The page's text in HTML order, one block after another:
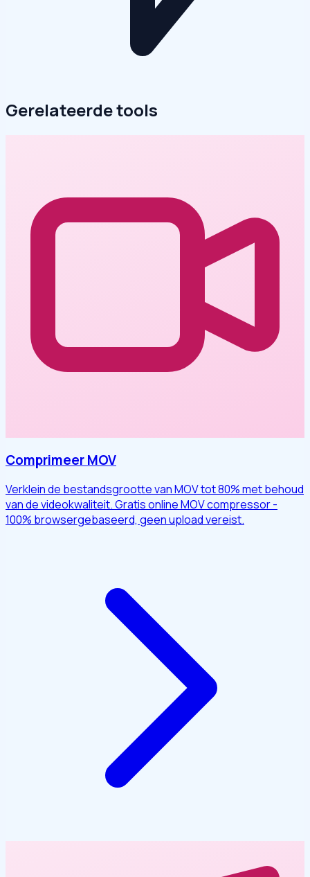
Gerelateerde tools
Comprimeer MOV
Verklein de bestandsgrootte van MOV tot 80% met behoud
van de videokwaliteit. Gratis online MOV compressor -
100% browsergebaseerd, geen upload vereist.